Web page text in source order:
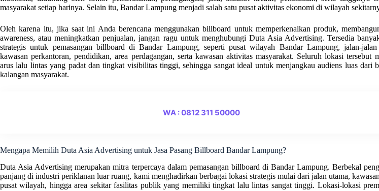
masyarakat setiap harinya. Selain itu, Bandar Lampung menjadi salah satu pusat aktivitas ekonomi di wilayah
Oleh karena itu, jika saat ini Anda berencana menggunakan billboard untuk memperkenalkan produk,
awareness, atau meningkatkan penjualan, jangan ragu untuk menghubungi Duta Asia Advertising. Tersedia
strategis untuk pemasangan billboard di Bandar Lampung, seperti pusat wilayah Bandar Lampung, jalan-jalan
kawasan perkantoran, pendidikan, area perdagangan, serta kawasan aktivitas masyarakat. Seluruh lokasi tersebut
arus lalu lintas yang padat dan tingkat visibilitas tinggi, sehingga sangat ideal untuk menjangkau audiens luas dari
kalangan masyarakat.
WA : 0812 311 50000
Mengapa Memilih Duta Asia Advertising untuk Jasa Pasang Billboard Bandar Lampung?
Duta Asia Advertising merupakan mitra terpercaya dalam pemasangan billboard di Bandar Lampung. Berbekal
panjang di industri periklanan luar ruang, kami menghadirkan berbagai lokasi strategis mulai dari jalan utama,
pusat wilayah, hingga area sekitar fasilitas publik yang memiliki tingkat lalu lintas sangat tinggi. Lokasi-lokasi